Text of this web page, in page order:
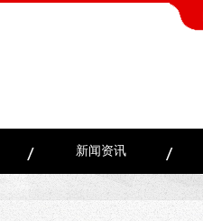
新闻资讯